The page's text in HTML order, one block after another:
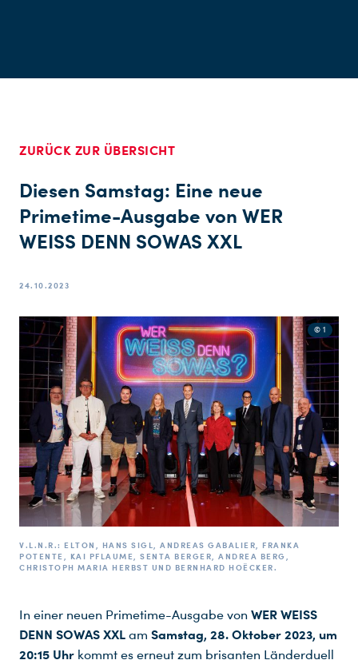
ZURÜCK ZUR ÜBERSICHT
Diesen Samstag: Eine neue
Primetime-Ausgabe von WER
WEISS DENN SOWAS XXL
24.10.2023
© 1
V.L.N.R.: ELTON, HANS SIGL, ANDREAS GABALIER, FRANKA
POTENTE, KAI PFLAUME, SENTA BERGER, ANDREA BERG,
CHRISTOPH MARIA HERBST UND BERNHARD HOËCKER.
In einer neuen Primetime-Ausgabe von WER WEISS
DENN SOWAS XXL am Samstag, 28. Oktober 2023, um
20:15 Uhr kommt es erneut zum brisanten Länderduell